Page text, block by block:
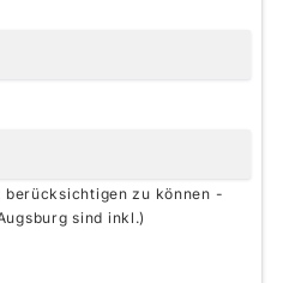
berücksichtigen zu können -
sind inkl.)